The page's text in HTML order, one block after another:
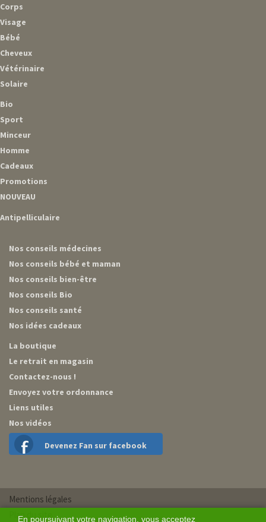
Corps
Visage
Bébé
Cheveux
Vétérinaire
Solaire
Bio
Sport
Minceur
Homme
Cadeaux
Promotions
NOUVEAU
Antipelliculaire
Nos conseils médecines
Nos conseils bébé et maman
Nos conseils bien-être
Nos conseils Bio
Nos conseils santé
Nos idées cadeaux
La boutique
Le retrait en magasin
Contactez-nous !
Envoyez votre ordonnance
Liens utiles
Nos vidéos
Devenez Fan sur facebook
En poursuivant votre navigation, vous acceptez
Mentions légales
Plan du site